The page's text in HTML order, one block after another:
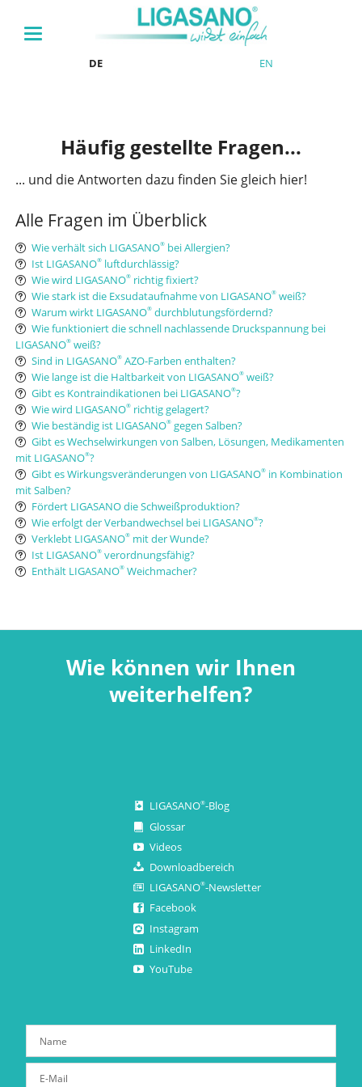
DE EN
Häufig gestellte Fragen...
... und die Antworten dazu finden Sie gleich hier!
Alle Fragen im Überblick
Wie verhält sich LIGASANO®bei Allergien?
Ist LIGASANO®luftdurchlässig?
Wie wird LIGASANO®richtig fixiert?
Wie stark ist die Exsudataufnahme von LIGASANO®weiß?
Warum wirkt LIGASANO®durchblutungsfördernd?
Wie funktioniert die schnell nachlassende Druckspannung bei
LIGASANO®weiß?
Sind in LIGASANO®AZO-Farben enthalten?
Wie lange ist die Haltbarkeit von LIGASANO®weiß?
Gibt es Kontraindikationen bei LIGASANO®?
Wie wird LIGASANO®richtig gelagert?
Wie beständig ist LIGASANO®gegen Salben?
Gibt es Wechselwirkungen von Salben, Lösungen, Medikamenten
mit LIGASANO®?
Gibt es Wirkungsveränderungen von LIGASANO®in Kombination
mit Salben?
Fördert LIGASANO die Schweißproduktion?
Wie erfolgt der Verbandwechsel bei LIGASANO®?
Verklebt LIGASANO®mit der Wunde?
Ist LIGASANO®verordnungsfähig?
Enthält LIGASANO®Weichmacher?
Wie können wir Ihnen
weiterhelfen?
LIGASANO®-Blog
Glossar
Videos
Downloadbereich
LIGASANO®-Newsletter
Facebook
Instagram
LinkedIn
YouTube